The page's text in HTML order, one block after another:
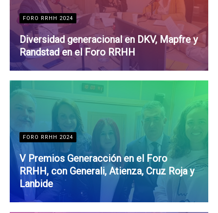
FORO RRHH 2024
Diversidad generacional en DKV, Mapfre y
Randstad en el Foro RRHH
FORO RRHH 2024
V Premios Generacción en el Foro
RRHH, con Generali, Atienza, Cruz Roja y
Lanbide